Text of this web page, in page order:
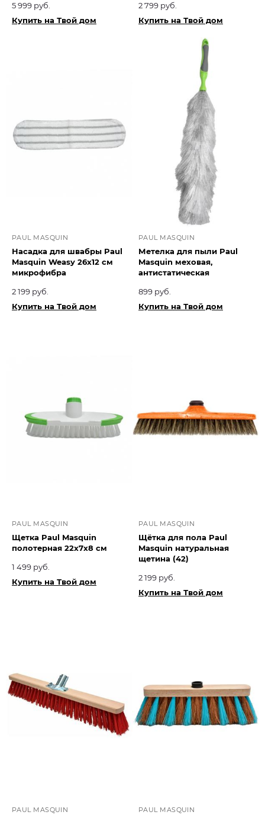
5 999 руб.
Купить на Твой дом
2 799 руб.
Купить на Твой дом
PAUL MASQUIN
Насадка для швабры Paul
Masquin Weasy 26х12 см
микрофибра
2 199 руб.
Купить на Твой дом
PAUL MASQUIN
Метелка для пыли Paul
Masquin меховая,
антистатическая
899 руб.
Купить на Твой дом
PAUL MASQUIN
Щетка Paul Masquin
полотерная 22х7х8 см
1 499 руб.
Купить на Твой дом
PAUL MASQUIN
Щётка для пола Paul
Masquin натуральная
щетина (42)
2 199 руб.
Купить на Твой дом
PAUL MASQUIN PAUL MASQUIN